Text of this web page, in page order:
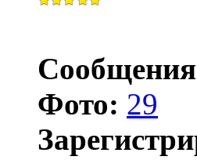
Фото: 29